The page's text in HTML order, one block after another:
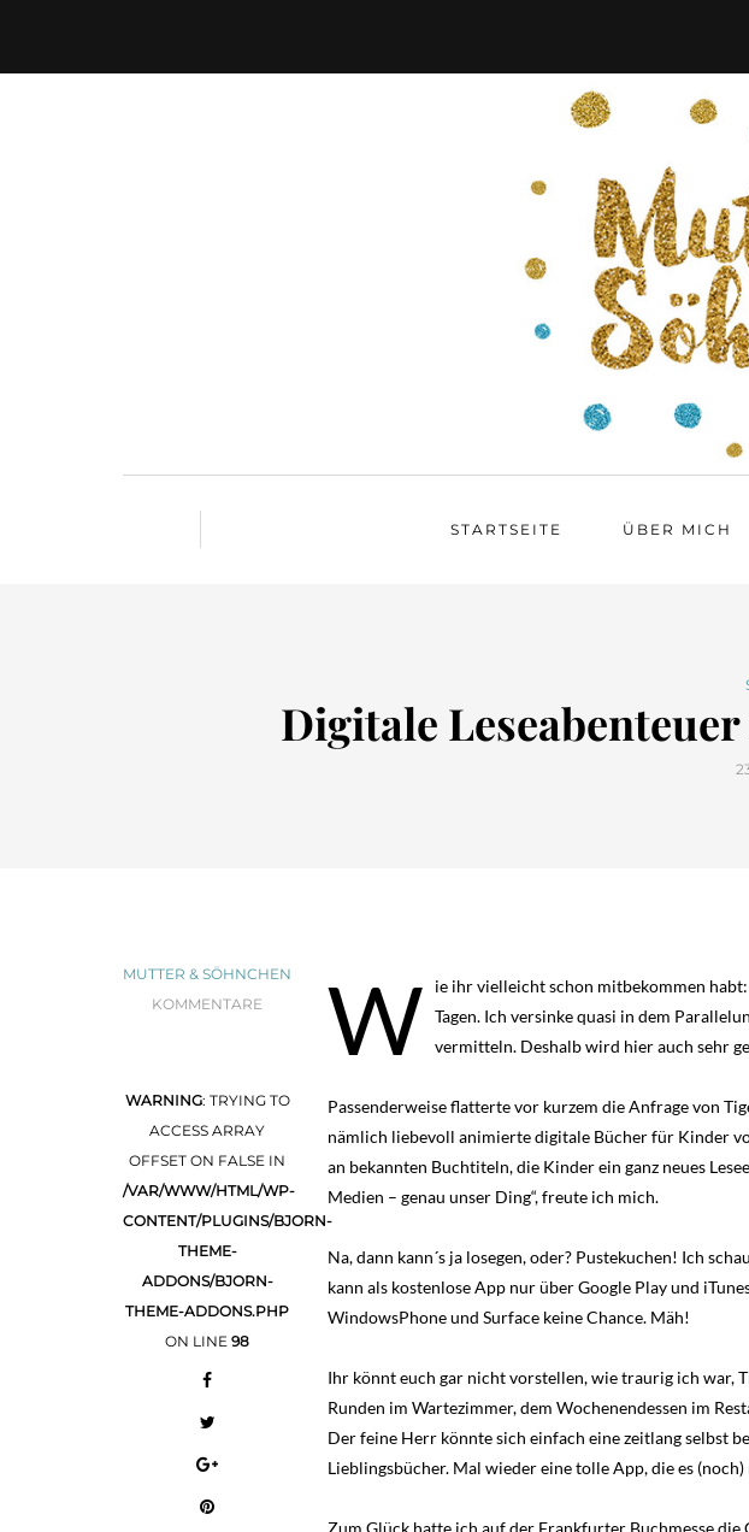
STARTSEITE ÜBER MICH
Digitale
MUTTER & SÖHNCHEN
KOMMENTARE
WARNING: TRYING TO
ACCESS ARRAY
OFFSET ON FALSE IN
/VAR/WWW/HTML/WP-
CONTENT/PLUGINS/BJORN-
THEME-
ADDONS/BJORN-
THEME-ADDONS.PHP
ON LINE 98
W
ie ihr vielleicht schon mitbekommen
Tagen. Ich versinke quasi in dem
vermitteln. Deshalb wird hier auch sehr
Passenderweise flatterte vor kurzem die Anfrage von
nämlich liebevoll animierte digitale Bücher für Kinder
an bekannten Buchtiteln, die Kinder ein ganz neues
Medien – genau unser Ding“, freute ich mich.
Na, dann kann´s ja losegen, oder? Pustekuchen! Ich
kann als kostenlose App nur über Google Play und
WindowsPhone und Surface keine Chance. Mäh!
Ihr könnt euch gar nicht vorstellen, wie traurig ich war,
Runden im Wartezimmer, dem Wochenendessen im
Der feine Herr könnte sich einfach eine zeitlang selbst
Lieblingsbücher. Mal wieder eine tolle App, die es
Zum Glück hatte ich auf der Frankfurter Buchmesse die